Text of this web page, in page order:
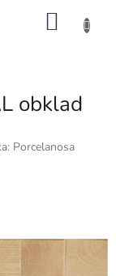
obklad
Porcelanosa